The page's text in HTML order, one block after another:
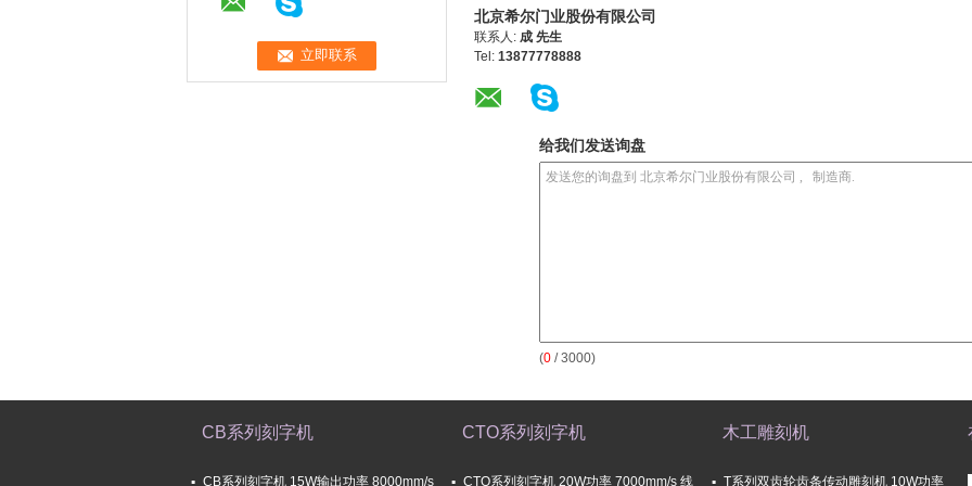
北京希尔门业股份有限公司
联系人: 成 先生
Tel: 13877778888
给我们发送询盘
(0 / 3000)
CB系列刻字机
CB系列刻字机 15W输出功率 8000mm/s
CTO系列刻字机
CTO系列刻字机 20W功率 7000mm/s 线
木工雕刻机
T系列双齿轮齿条传动雕刻机 10W功率